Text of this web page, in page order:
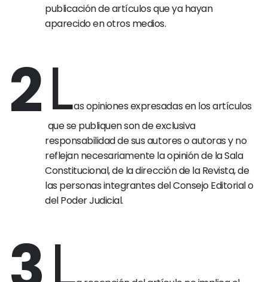
publicación de artículos que ya hayan
aparecido en otros medios.
2Las opiniones expresadas en los artículos
que se publiquen son de exclusiva
responsabilidad de sus autores o autoras y no
reflejan necesariamente la opinión de la Sala
Constitucional, de la dirección de la Revista, de
las personas integrantes del Consejo Editorial o
del Poder Judicial.
L